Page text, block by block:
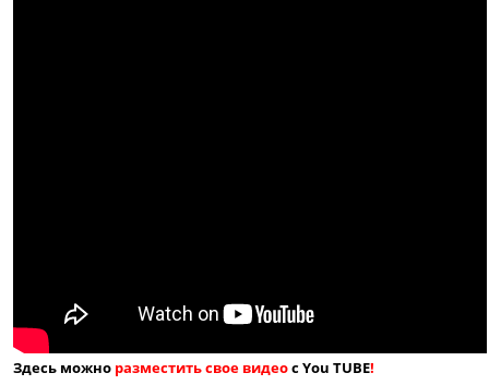
Здесь можно разместить свое видеос You TUBE!